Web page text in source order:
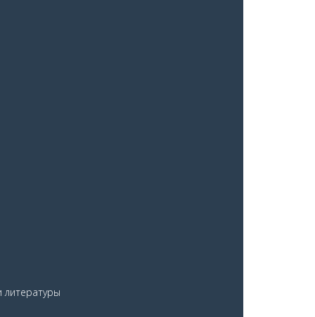
литературы